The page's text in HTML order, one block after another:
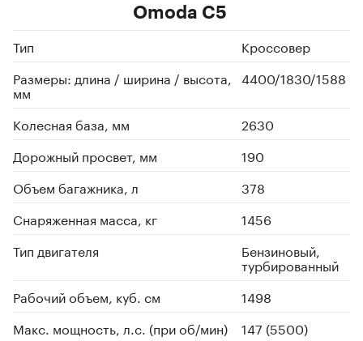
Omoda C5
Тип
Кроссовер
Размеры: длина / ширина / высота,
мм
4400/1830/1588
Колесная база, мм
2630
Дорожный просвет, мм
190
Объем багажника, л
378
Снаряженная масса, кг
1456
Тип двигателя
Бензиновый,
турбированный
Рабочий объем, куб. см
1498
Макс. мощность, л.с. (при об/мин)
147 (5500)